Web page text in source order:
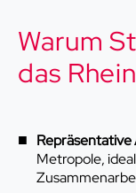
Warum
das
Repräsentative
Metropole,